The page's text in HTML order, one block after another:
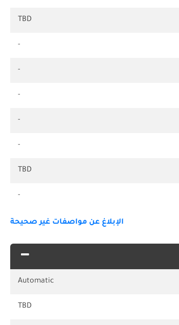
TBD
-
-
-
-
-
TBD
-
الإبلاغ عن مواصفات غير صحيحة
Automatic
TBD